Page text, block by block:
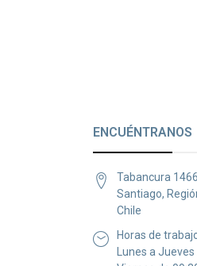
ENCUÉNTRANOS
Tabancura
Santiago,
Chile
Horas de
Lunes a